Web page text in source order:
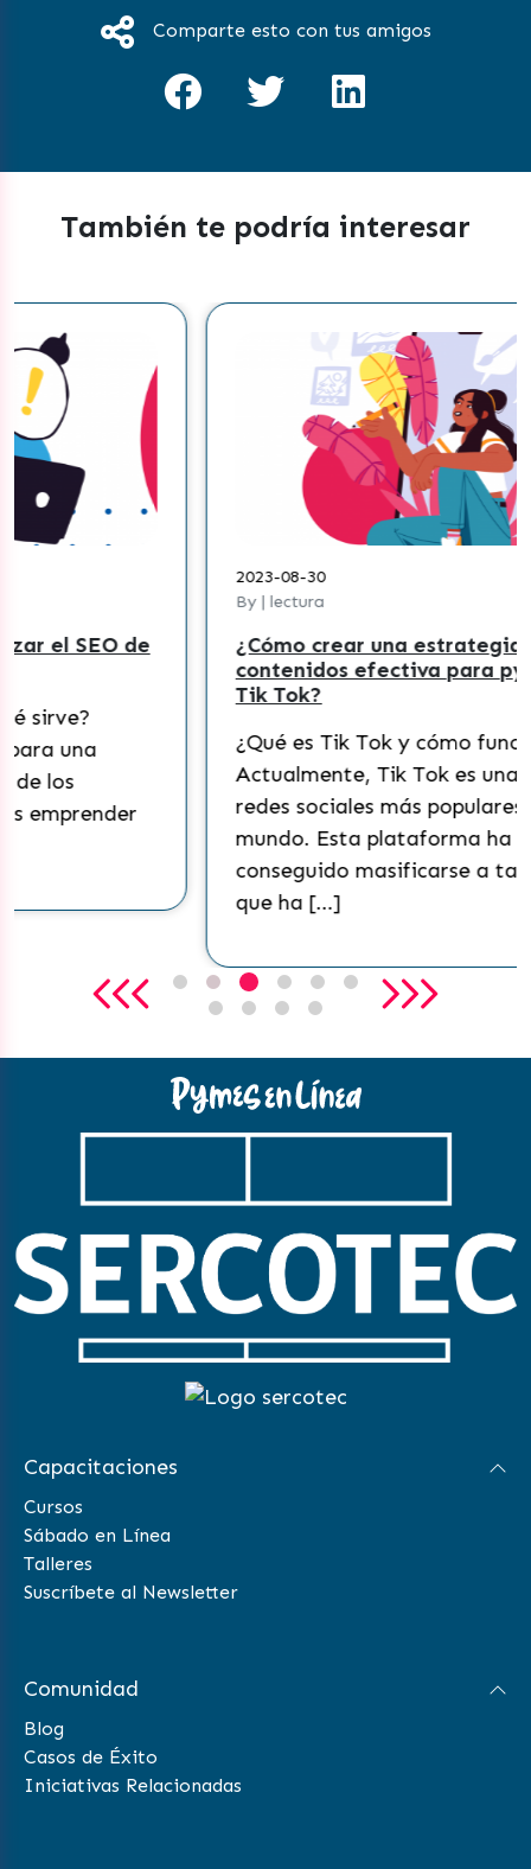
Comparte esto con tus amigos
También te podría interesar
¿Cómo crear una estrategia de
contenidos efectiva para pymes en
¿Qué es Tik Tok y cómo funciona?
Actualmente, Tik Tok es una de las
redes sociales más populares del
mundo. Esta plataforma ha
conseguido masificarse a tal punto
que ha […]
Capacitaciones
Cursos
Sábado en Línea
Talleres
Suscríbete al Newsletter
Comunidad
Blog
Casos de Éxito
Iniciativas Relacionadas